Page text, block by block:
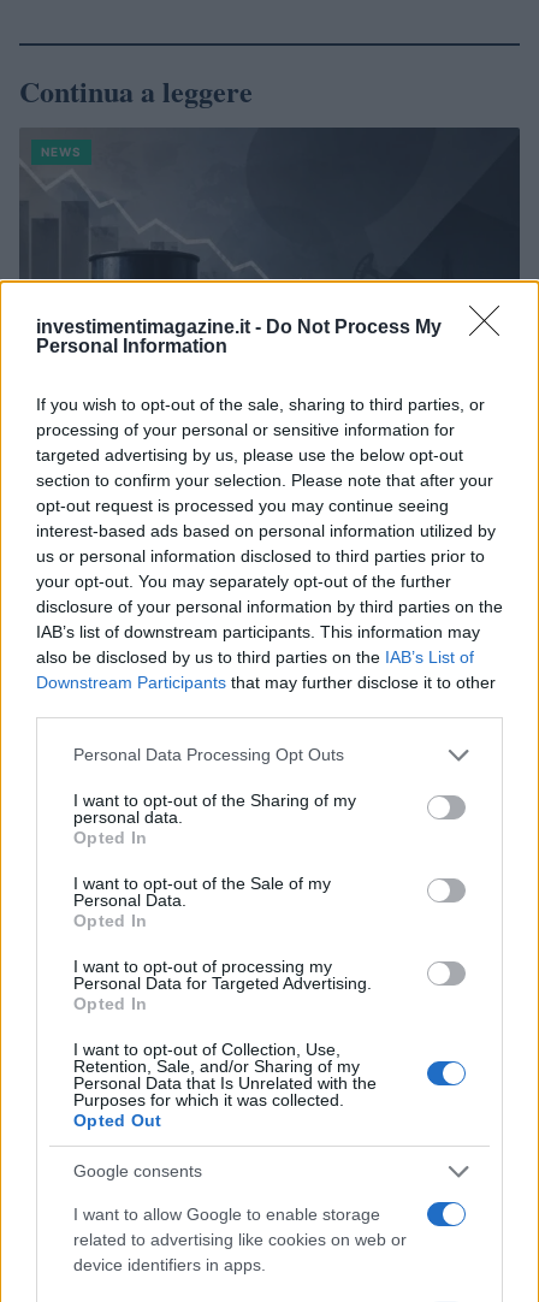
investimentimagazine.it - Do Not Process My
Personal Information
If you wish to opt-out of the sale, sharing to third parties, or
processing of your personal or sensitive information for
targeted advertising by us, please use the below opt-out
section to confirm your selection. Please note that after your
opt-out request is processed you may continue seeing
interest-based ads based on personal information utilized by
us or personal information disclosed to third parties prior to
your opt-out. You may separately opt-out of the further
disclosure of your personal information by third parties on the
IAB’s list of downstream participants. This information may
also be disclosed by us to third parties on the IAB’s List of
Downstream Participants that may further disclose it to other
Please note that this website/app uses one or more Google
not limited to your visit or usage behaviour. You may click to
grant or deny consent to Google and its third-party tags to
use your data for below specified purposes in below Google
consent section.
Personal Data Processing Opt Outs
I want to opt-out of the Sharing of my
personal data.
Opted In
I want to opt-out of the Sale of my
Personal Data.
Opted In
I want to opt-out of processing my
Personal Data for Targeted Advertising.
Opted In
I want to opt-out of Collection, Use,
Retention, Sale, and/or Sharing of my
Personal Data that Is Unrelated with the
Purposes for which it was collected.
Opted Out
Google consents
I want to allow Google to enable storage
related to advertising like cookies on web or
device identifiers in apps.
Continua a leggere
NEWS
Petrolio in calo: Brent a 88.9 dollari, ribassi diffusi tra le
materie prime
Andrea Innocenti · 6 Ago 2026
NEWS
Petrolio in calo: Brent a 91,82$, ribassi a due cifre per greggio
Andrea Innocenti · 5 Ago 2026